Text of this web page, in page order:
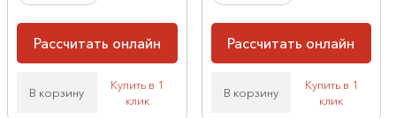
Рассчитать онлайн
В корзину
Купить в 1
клик
Рассчитать онлайн
В корзину
Купить в 1
клик